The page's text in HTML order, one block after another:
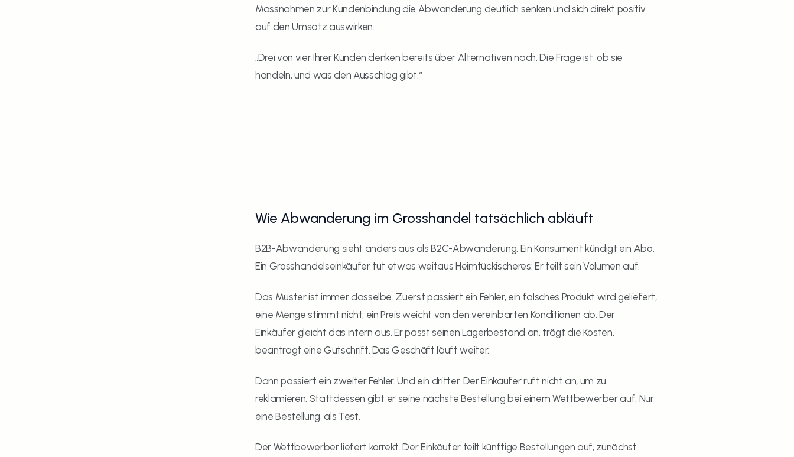
Massnahmen zur Kundenbindung die Abwanderung deutlich senken und sich direkt positiv
auf den Umsatz auswirken.
„Drei von vier Ihrer Kunden denken bereits über Alternativen nach. Die Frage ist, ob sie
handeln, und was den Ausschlag gibt.“
Wie Abwanderung im Grosshandel tatsächlich abläuft
B2B-Abwanderung sieht anders aus als B2C-Abwanderung. Ein Konsument kündigt ein Abo.
Ein Grosshandelseinkäufer tut etwas weitaus Heimtückischeres: Er teilt sein Volumen auf.
Das Muster ist immer dasselbe. Zuerst passiert ein Fehler, ein falsches Produkt wird geliefert,
eine Menge stimmt nicht, ein Preis weicht von den vereinbarten Konditionen ab. Der
Einkäufer gleicht das intern aus. Er passt seinen Lagerbestand an, trägt die Kosten,
beantragt eine Gutschrift. Das Geschäft läuft weiter.
Dann passiert ein zweiter Fehler. Und ein dritter. Der Einkäufer ruft nicht an, um zu
reklamieren. Stattdessen gibt er seine nächste Bestellung bei einem Wettbewerber auf. Nur
eine Bestellung, als Test.
Der Wettbewerber liefert korrekt. Der Einkäufer teilt künftige Bestellungen auf, zunächst